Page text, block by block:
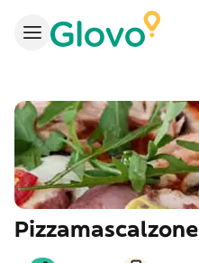
Pizzamascalzone